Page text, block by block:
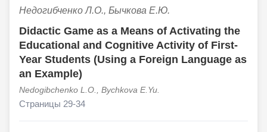
Недогибченко Л.О., Бычкова Е.Ю.
Didactic Game as a Means of Activating the
Educational and Cognitive Activity of First-
Year Students (Using a Foreign Language as
an Example)
Nedogibchenko L.O., Bychkova E.Yu.
Страницы 29-34